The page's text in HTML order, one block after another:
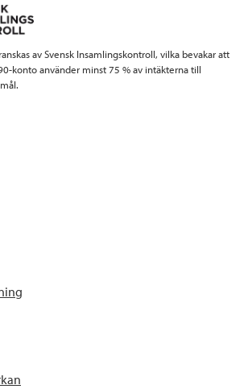
k
av Svensk Insamlingskontroll, vilka bevakar att
konto använder minst 75 % av intäkterna till